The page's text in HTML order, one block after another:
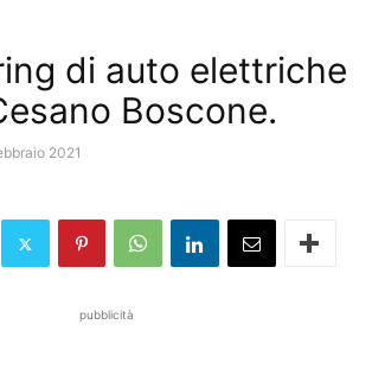
di auto elettriche
Boscone.
2021
pubblicità